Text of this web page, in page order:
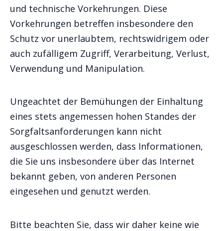
und technische Vorkehrungen. Diese
Vorkehrungen betreffen insbesondere den
Schutz vor unerlaubtem, rechtswidrigem oder
auch zufälligem Zugriff, Verarbeitung, Verlust,
Verwendung und Manipulation.
Ungeachtet der Bemühungen der Einhaltung
eines stets angemessen hohen Standes der
Sorgfaltsanforderungen kann nicht
ausgeschlossen werden, dass Informationen,
die Sie uns insbesondere über das Internet
bekannt geben, von anderen Personen
eingesehen und genutzt werden.
Bitte beachten Sie, dass wir daher keine wie